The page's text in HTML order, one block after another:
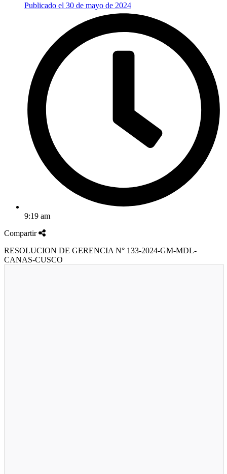
Publicado el 30 de mayo de 2024
9:19 am
Compartir
RESOLUCION DE GERENCIA N° 133-2024-GM-MDL-
CANAS-CUSCO